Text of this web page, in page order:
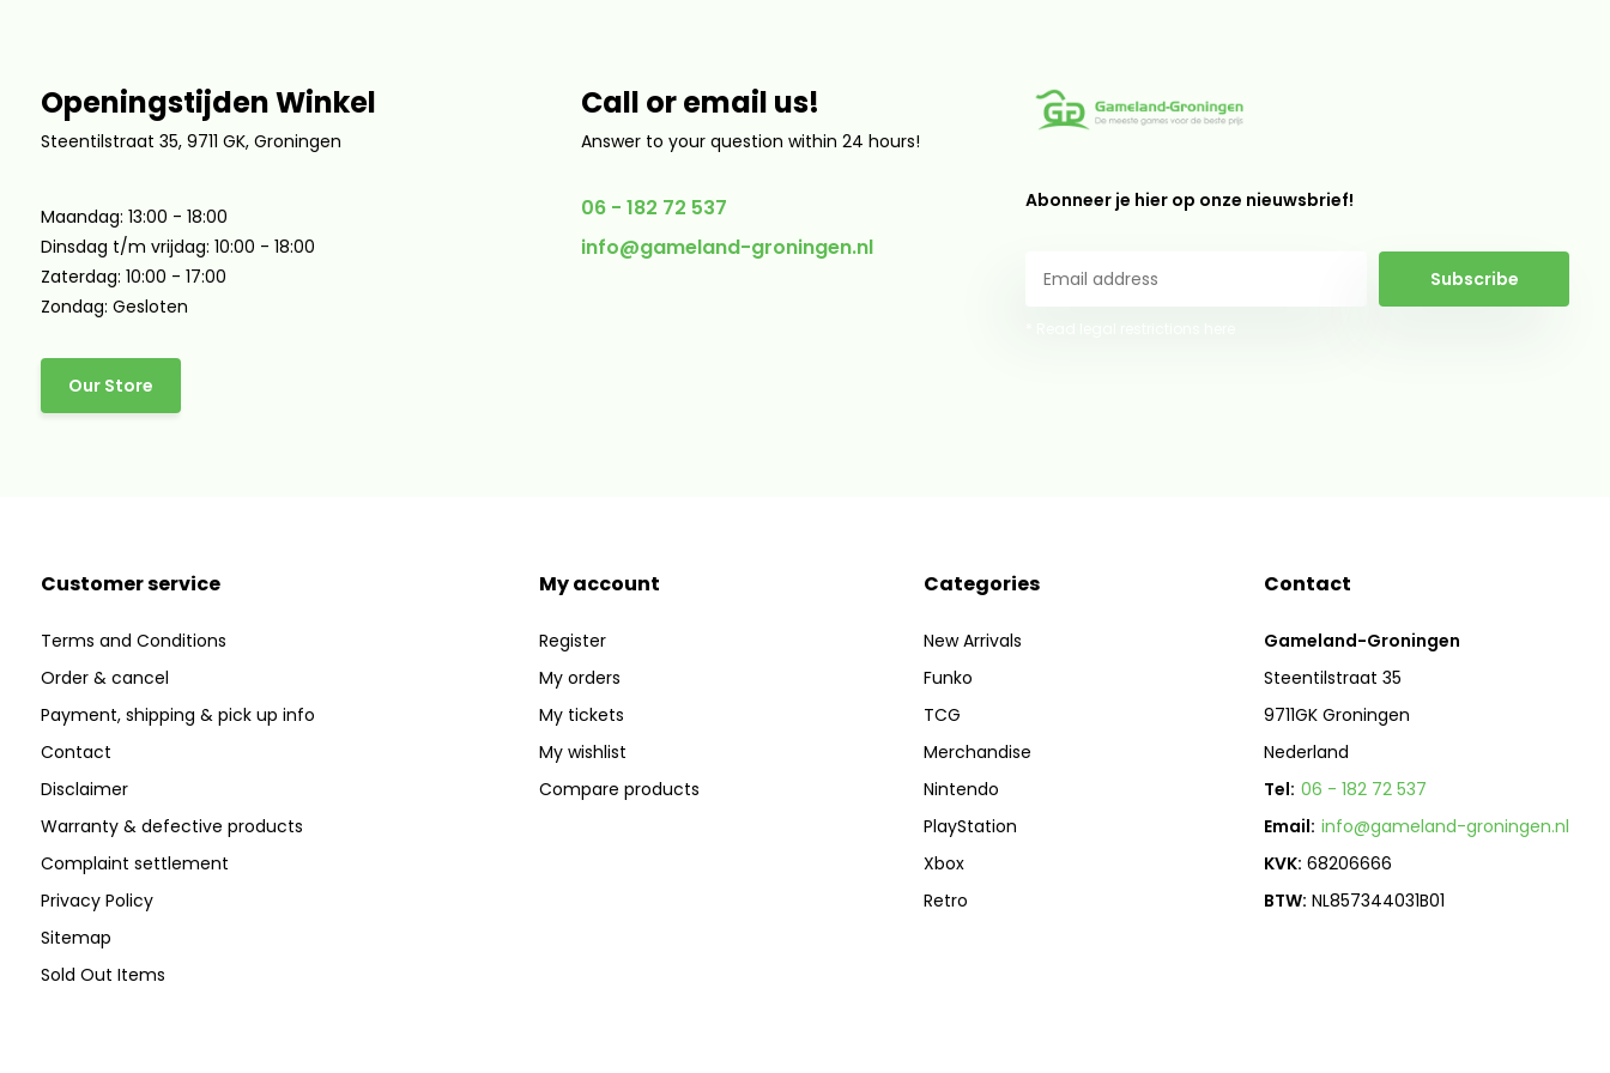
Openingstijden Winkel
Steentilstraat 35, 9711 GK, Groningen
Maandag: 13:00 - 18:00
Dinsdag t/m vrijdag: 10:00 - 18:00
Zaterdag: 10:00 - 17:00
Zondag: Gesloten
Our Store
Call or email us!
Answer to your question within 24 hours!
06 - 182 72 537
info@gameland-groningen.nl
Abonneer je hier op onze nieuwsbrief!
Subscribe
Customer service
Terms and Conditions
Order & cancel
Payment, shipping & pick up info
Contact
Disclaimer
Warranty & defective products
Complaint settlement
Privacy Policy
Sitemap
Sold Out Items
My account
Register
My orders
My tickets
My wishlist
Compare products
Categories
New Arrivals
Funko
TCG
Merchandise
Nintendo
PlayStation
Xbox
Retro
Contact
Gameland-Groningen
Steentilstraat 35
9711GK Groningen
Nederland
Tel: 06 - 182 72 537
Email: info@gameland-groningen.nl
KVK: 68206666
BTW: NL857344031B01